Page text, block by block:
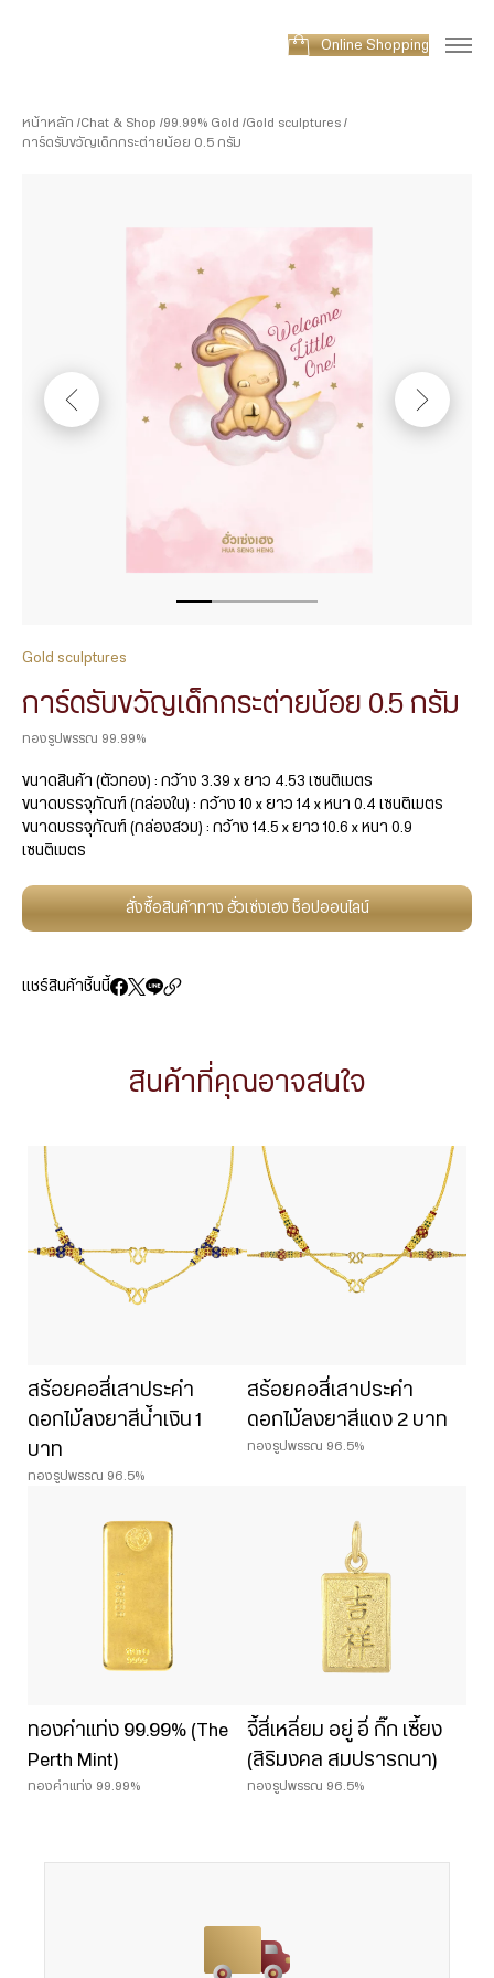
Online Shopping
หน้าหลัก Chat & Shop 99.99% Gold
Gold sculptures
การ์ดรับขวัญเด็กกระต่ายน้อย 0.5 กรัม
Gold sculptures
การ์ดรับขวัญเด็กกระต่ายน้อย 0.5 กรัม
ทองรูปพรรณ 99.99%
ขนาดสินค้า (ตัวทอง) : กว้าง 3.39 x ยาว 4.53 เซนติเมตร
ขนาดบรรจุภัณฑ์ (กล่องใน) : กว้าง 10 x ยาว 14 x หนา 0.4 เซนติเมตร
ขนาดบรรจุภัณฑ์ (กล่องสวม) : กว้าง 14.5 x ยาว 10.6 x หนา 0.9
เซนติเมตร
สั่งซื้อสินค้าทาง ฮั่วเซ่งเฮง ช็อปออนไลน์
แชร์สินค้าชิ้นนี้
สินค้าที่คุณอาจสนใจ
สร้อยคอสี่เสาประคำ
ดอกไม้ลงยาสีน้ำเงิน 1
บาท
ทองรูปพรรณ 96.5%
สร้อยคอสี่เสาประคำ
ดอกไม้ลงยาสีแดง 2 บาท
ทองรูปพรรณ 96.5%
ทองคำแท่ง 99.99% (The
Perth Mint)
ทองคำแท่ง 99.99%
จี้สี่เหลี่ยม อยู่ อี่ กิ๊ก เซี้ยง
(สิริมงคล สมปรารถนา)
ทองรูปพรรณ 96.5%